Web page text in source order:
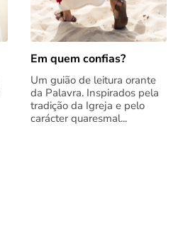
Em quem confias?
Um guião de leitura orante
da Palavra. Inspirados pela
tradição da Igreja e pelo
carácter quaresmal...